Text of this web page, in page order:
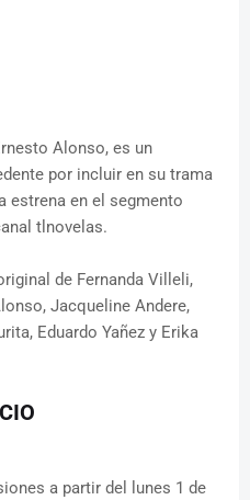
Alonso, es un
por incluir en su trama
estrena en el segmento
tlnovelas.
de Fernanda Villeli,
Jacqueline Andere,
Eduardo Yañez y Erika
a partir del lunes 1 de